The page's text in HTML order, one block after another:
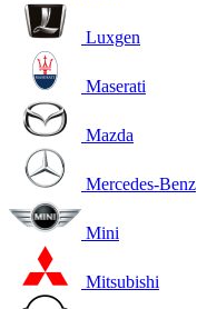
Luxgen
Maserati
Mazda
Mercedes-Benz
Mini
Mitsubishi